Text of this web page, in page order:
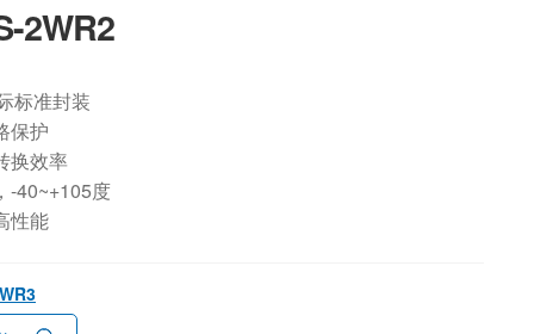
2WR2
标准封装
保护
换效率
-40~+105度
性能